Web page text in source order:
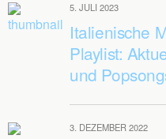
5. JULI 2023
Italienische
Playlist:
und
3. DEZEMBER 2022